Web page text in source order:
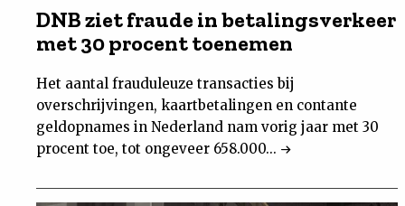
DNB ziet fraude in betalingsverkeer
met 30 procent toenemen
Het aantal frauduleuze transacties bij
overschrijvingen, kaartbetalingen en contante
geldopnames in Nederland nam vorig jaar met 30
procent toe, tot ongeveer 658.000...